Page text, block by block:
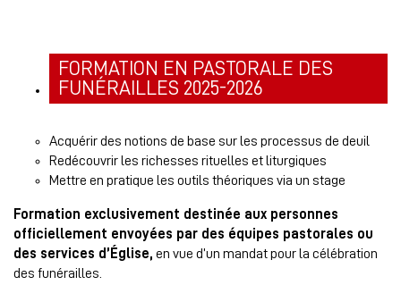
FORMATION EN PASTORALE DES
FUNÉRAILLES 2025-2026
Acquérir des notions de base sur les processus de deuil
Redécouvrir les richesses rituelles et liturgiques
Mettre en pratique les outils théoriques via un stage
Formation exclusivement destinée aux personnes
officiellement envoyées par des équipes pastorales ou
des services d’Église, en vue d’un mandat pour la célébration
des funérailles.